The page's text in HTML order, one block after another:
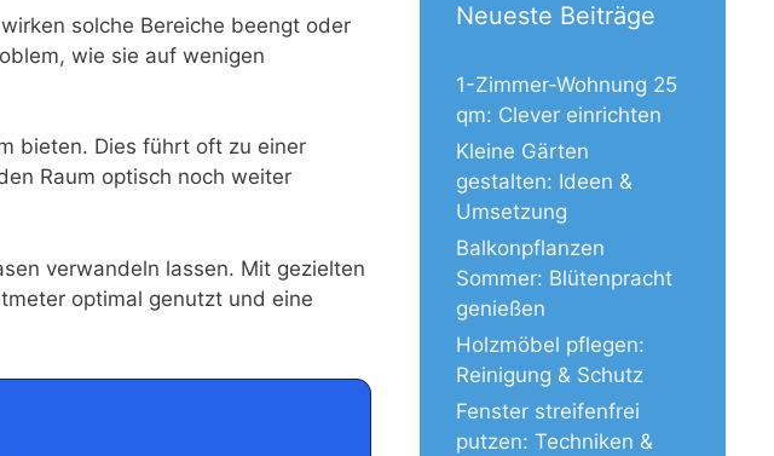
solche Bereiche beengt oder
wie sie auf wenigen
bieten. Dies führt oft zu einer
Raum optisch noch weiter
verwandeln lassen. Mit gezielten
optimal genutzt und eine
Neueste Beiträge
1-Zimmer-Wohnung 25
qm: Clever einrichten
Kleine Gärten
gestalten: Ideen &
Umsetzung
Balkonpflanzen
Sommer: Blütenpracht
genießen
Holzmöbel pflegen:
Reinigung & Schutz
Fenster streifenfrei
putzen: Techniken &